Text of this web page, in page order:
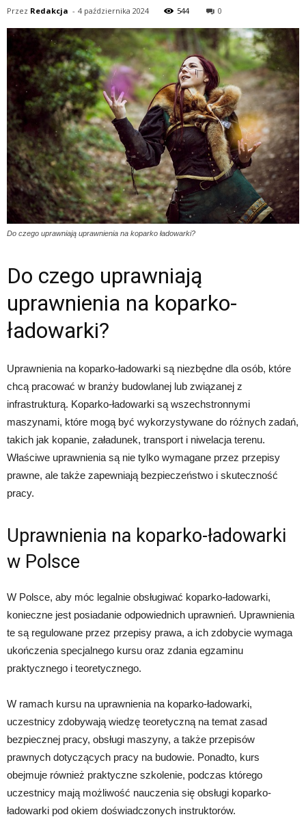
Przez Redakcja - 4 października 2024 544 0
Do czego uprawniają uprawnienia na koparko ładowarki?
Do czego uprawniają
uprawnienia na koparko-
ładowarki?
Uprawnienia na koparko-ładowarki są niezbędne dla osób, które
chcą pracować w branży budowlanej lub związanej z
infrastrukturą. Koparko-ładowarki są wszechstronnymi
maszynami, które mogą być wykorzystywane do różnych zadań,
takich jak kopanie, załadunek, transport i niwelacja terenu.
Właściwe uprawnienia są nie tylko wymagane przez przepisy
prawne, ale także zapewniają bezpieczeństwo i skuteczność
pracy.
Uprawnienia na koparko-ładowarki
w Polsce
W Polsce, aby móc legalnie obsługiwać koparko-ładowarki,
konieczne jest posiadanie odpowiednich uprawnień. Uprawnienia
te są regulowane przez przepisy prawa, a ich zdobycie wymaga
ukończenia specjalnego kursu oraz zdania egzaminu
praktycznego i teoretycznego.
W ramach kursu na uprawnienia na koparko-ładowarki,
uczestnicy zdobywają wiedzę teoretyczną na temat zasad
bezpiecznej pracy, obsługi maszyny, a także przepisów
prawnych dotyczących pracy na budowie. Ponadto, kurs
obejmuje również praktyczne szkolenie, podczas którego
uczestnicy mają możliwość nauczenia się obsługi koparko-
ładowarki pod okiem doświadczonych instruktorów.